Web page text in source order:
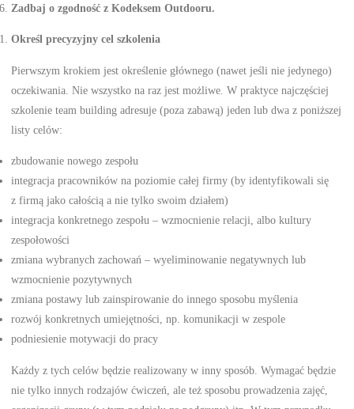
Zadbaj o zgodność z Kodeksem Outdooru.
Określ precyzyjny cel szkolenia
Pierwszym krokiem jest określenie głównego (nawet jeśli nie jedynego)
oczekiwania. Nie wszystko na raz jest możliwe. W praktyce najczęściej
szkolenie team building adresuje (poza zabawą) jeden lub dwa z poniższej
listy celów:
zbudowanie nowego zespołu
integracja pracowników na poziomie całej firmy (by identyfikowali się
z firmą jako całością a nie tylko swoim działem)
integracja konkretnego zespołu – wzmocnienie relacji, albo kultury
zespołowości
zmiana wybranych zachowań – wyeliminowanie negatywnych lub
wzmocnienie pozytywnych
zmiana postawy lub zainspirowanie do innego sposobu myślenia
rozwój konkretnych umiejętności, np. komunikacji w zespole
podniesienie motywacji do pracy
Każdy z tych celów będzie realizowany w inny sposób. Wymagać będzie
nie tylko innych rodzajów ćwiczeń, ale też sposobu prowadzenia zajęć,